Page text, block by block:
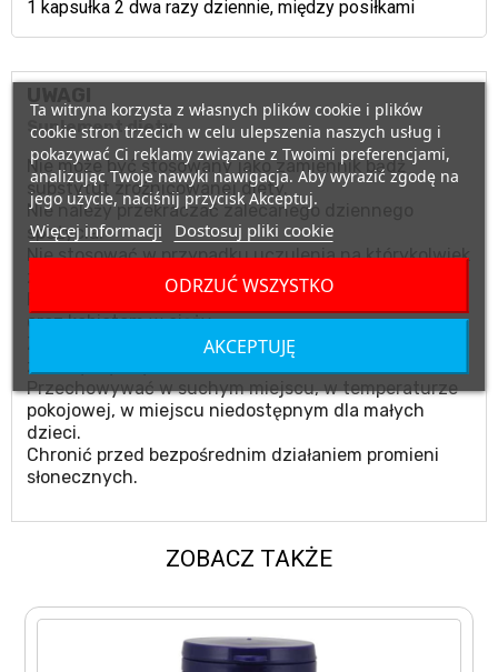
1 kapsułka 2 dwa razy dziennie, między posiłkami
Suplement diety.
Nie może być stosowany jako zamiennik bądź
substytut zróżnicowanej diety.
Nie należy przekraczać zalecanego dziennego
spożycia.
Nie stosować w przypadku uczulenia na którykolwiek
ze składników produktu.
oraz kobietom w ciąży.
Zalecany jest zrównoważony sposób żywienia i
Przechowywać w suchym miejscu, w temperaturze
pokojowej, w miejscu niedostępnym dla małych
dzieci.
Chronić przed bezpośrednim działaniem promieni
słonecznych.
ZOBACZ TAKŻE
Ta witryna korzysta z własnych plików cookie i plików
cookie stron trzecich w celu ulepszenia naszych usług i
pokazywać Ci reklamy związane z Twoimi preferencjami,
analizując Twoje nawyki nawigacja. Aby wyrazić zgodę na
jego użycie, naciśnij przycisk Akceptuj.
Więcej informacji Dostosuj pliki cookie
ODRZUĆ WSZYSTKO
AKCEPTUJĘ